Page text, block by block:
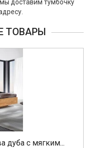
доставим тумбочку
ТОВАРЫ
дуба с мягким...